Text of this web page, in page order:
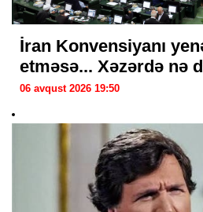
İran Konvensiyanı
etməsə... Xəzərdə nə
06 avqust 2026 19:50